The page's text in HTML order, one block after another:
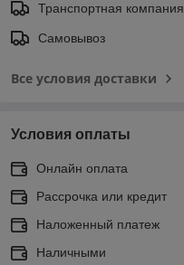
Транспортная компания
Самовывоз
Все условия доставки
Условия оплаты
Онлайн оплата
Рассрочка или кредит
Наложенный платеж
Наличными